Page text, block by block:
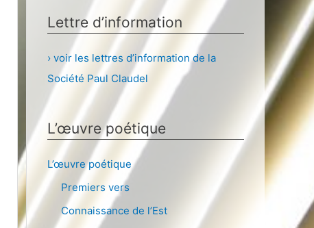
Lettre d’information
› voir les lettres d’information de la
Société Paul Claudel
L’œuvre poétique
L’œuvre poétique
Premiers vers
Connaissance de l’Est